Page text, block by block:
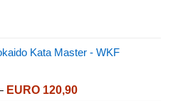
Kata Master - WKF
EURO120,90Preisspanne: